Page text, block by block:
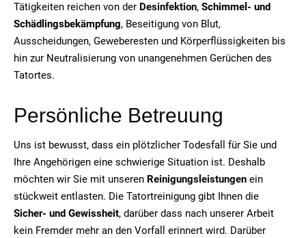
Tätigkeiten reichen von der Desinfektion, Schimmel- und
Schädlingsbekämpfung, Beseitigung von Blut,
Ausscheidungen, Geweberesten und Körperflüssigkeiten bis
hin zur Neutralisierung von unangenehmen Gerüchen des
Tatortes.
Persönliche Betreuung
Uns ist bewusst, dass ein plötzlicher Todesfall für Sie und
Ihre Angehörigen eine schwierige Situation ist. Deshalb
möchten wir Sie mit unseren Reinigungsleistungen ein
stückweit entlasten. Die Tatortreinigung gibt Ihnen die
Sicher- und Gewissheit, darüber dass nach unserer Arbeit
kein Fremder mehr an den Vorfall erinnert wird. Darüber